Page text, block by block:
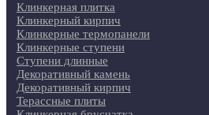
Клинкерная плитка
Клинкерный кирпич
Клинкерные термопанели
Клинкерные ступени
Ступени длинные
Декоративный камень
Декоративный кирпич
Терассные плиты